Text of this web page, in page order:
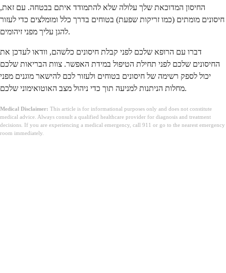
החיסון המדוכאת שלך עלולה שלא להתמודד איתם בבטחה. עם זאת,
חיסונים מומתים (כמו זריקות שפעת) בטוחים בדרך כלל ומומלצים כדי לעזור
להגן עליך מפני זיהומים.
דברו עם הרופא שלכם לפני קבלת חיסונים כלשהם, וודאו לעדכן את
החיסונים שלכם לפני תחילת הטיפול במידת האפשר. צוות הבריאות שלכם
יכול לספק רשימה של חיסונים בטוחים ולעזור לכם להישאר מוגנים מפני
מחלות הניתנות למניעה תוך כדי ניהול מצב האוטואימוני שלכם.
Medical Disclaimer: This article is for informational purposes only and does not constitute
medical advice. Always consult a qualified healthcare provider for diagnosis and treatment
decisions. If you are experiencing a medical emergency, call 911 or go to the nearest emergency
room immediately.